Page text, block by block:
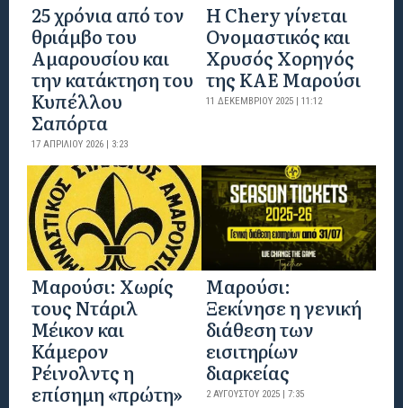
25 χρόνια από τον
θριάμβο του
Αμαρουσίου και
την κατάκτηση του
Κυπέλλου
Σαπόρτα
17 ΑΠΡΙΛΊΟΥ 2026 | 3:23
Η Chery γίνεται
Ονομαστικός και
Χρυσός Χορηγός
της ΚΑΕ Μαρούσι
11 ΔΕΚΕΜΒΡΊΟΥ 2025 | 11:12
Μαρούσι: Χωρίς
τους Ντάριλ
Μέικον και
Κάμερον
Ρέινολντς η
επίσημη «πρώτη»
Μαρούσι:
Ξεκίνησε η γενική
διάθεση των
εισιτηρίων
διαρκείας
2 ΑΥΓΟΎΣΤΟΥ 2025 | 7:35